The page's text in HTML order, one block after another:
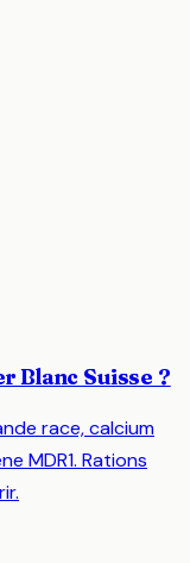
Blanc Suisse ?
race, calcium
MDR1. Rations